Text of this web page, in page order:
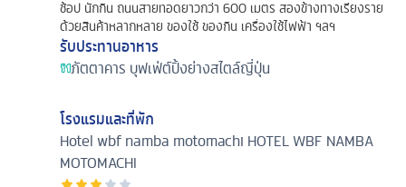
ช้อป นักกิน ถนนสายทอดยาวกว่า 600 เมตร สองข้างทางเรียงราย
ด้วยสินค้าหลากหลาย ของใช้ ของกิน เครื่องใช้ไฟฟ้า ฯลฯ
รับประทานอาหาร
ภัตตาคาร บุฟเฟ่ต์ปิ้งย่างสไตล์ญี่ปุ่น
โรงแรมและที่พัก
Hotel wbf namba motomachi HOTEL WBF NAMBA
MOTOMACHI